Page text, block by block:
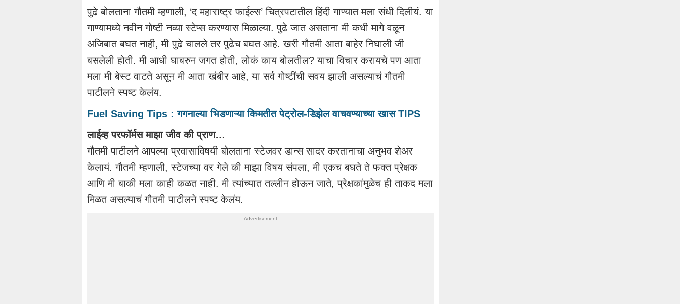
पुढे बोलताना गौतमी म्हणाली, ‘द महाराष्ट्र फाईल्स’ चित्रपटातील हिंदी गाण्यात मला संधी दिलीयं. या
गाण्यामध्ये नवीन गोष्टी नव्या स्टेप्स करण्यास मिळाल्या. पुढे जात असताना मी कधी मागे वळून
अजिबात बघत नाही, मी पुढे चालले तर पुढेच बघत आहे. खरी गौतमी आता बाहेर निघाली जी
बसलेली होती. मी आधी घाबरुन जगत होती, लोकं काय बोलतील? याचा विचार करायचे पण आता
मला मी बेस्ट वाटते असून मी आता खंबीर आहे, या सर्व गोष्टींची सवय झाली असल्याचं गौतमी
पाटीलने स्पष्ट केलंय.
Fuel Saving Tips : गगनाल्या भिडणाऱ्या किमतीत पेट्रोल-डिझेल वाचवण्याच्या खास TIPS
लाईव्ह परफॉर्मस माझा जीव की प्राण…
गौतमी पाटीलने आपल्या प्रवासाविषयी बोलताना स्टेजवर डान्स सादर करतानाचा अनुभव शेअर
केलायं. गौतमी म्हणाली, स्टेजच्या वर गेले की माझा विषय संपला, मी एकच बघते ते फक्त प्रेक्षक
आणि मी बाकी मला काही कळत नाही. मी त्यांच्यात तल्लीन होऊन जाते, प्रेक्षकांमुळेच ही ताकद मला
मिळत असल्याचं गौतमी पाटीलने स्पष्ट केलंय.